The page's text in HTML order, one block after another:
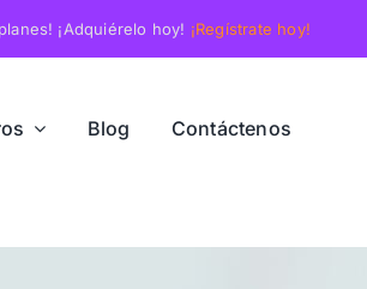
¡Adquiérelo hoy! ¡Regístrate hoy!
Blog Contáctenos